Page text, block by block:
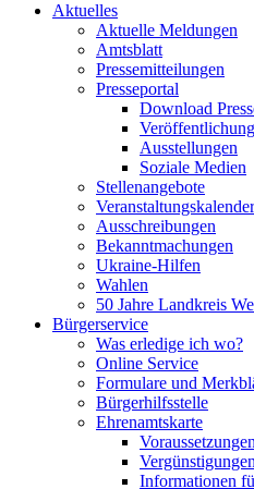
Aktuelles
Aktuelle Meldungen
Amtsblatt
Pressemitteilungen
Presseportal
Download
Ausstellungen
Soziale Medien
Stellenangebote
Veranstaltungskalender
Ausschreibungen
Bekanntmachungen
Ukraine-Hilfen
Wahlen
50 Jahre Landkreis
Bürgerservice
Was erledige ich wo?
Online Service
Formulare und
Bürgerhilfsstelle
Ehrenamtskarte
Voraussetzungen
Vergünstigungen
Informationen